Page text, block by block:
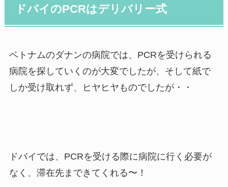
ドバイのPCRはデリバリー式
ベトナムのダナンの病院では、PCRを受けられる
病院を探していくのが大変でしたが、そして紙で
しか受け取れず、ヒヤヒヤものでしたが・・
ドバイでは、PCRを受ける際に病院に行く必要が
なく、滞在先まできてくれる〜！